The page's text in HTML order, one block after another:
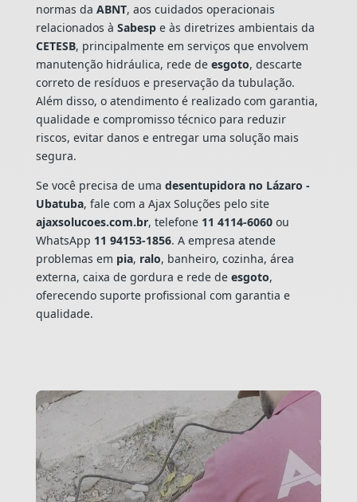
normas da ABNT, aos cuidados operacionais
relacionados à Sabespe às diretrizes ambientais da
CETESB, principalmente em serviços que envolvem
manutenção hidráulica, rede de esgoto, descarte
correto de resíduos e preservação da tubulação.
Além disso, o atendimento é realizado com garantia,
qualidade e compromisso técnico para reduzir
riscos, evitar danos e entregar uma solução mais
segura.
Se você precisa de uma desentupidora no Lázaro -
Ubatuba, fale com a Ajax Soluções pelo site
ajaxsolucoes.com.br, telefone 11 4114-6060ou
WhatsApp 11 94153-1856. A empresa atende
problemas em pia, ralo, banheiro, cozinha, área
externa, caixa de gordura e rede de esgoto,
oferecendo suporte profissional com garantia e
qualidade.